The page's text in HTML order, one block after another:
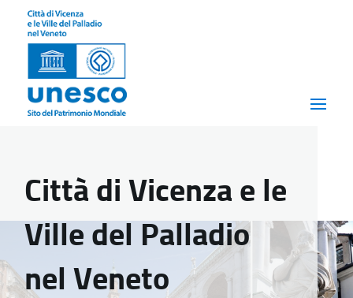
Città di Vicenza e le
Ville del Palladio
nel Veneto